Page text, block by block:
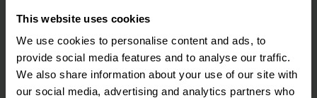
This website uses cookies
We use cookies to personalise content and ads, to
provide social media features and to analyse our traffic.
We also share information about your use of our site with
our social media, advertising and analytics partners who
行驶方向同向，为操作员提供了更佳视野。
了解更多内容